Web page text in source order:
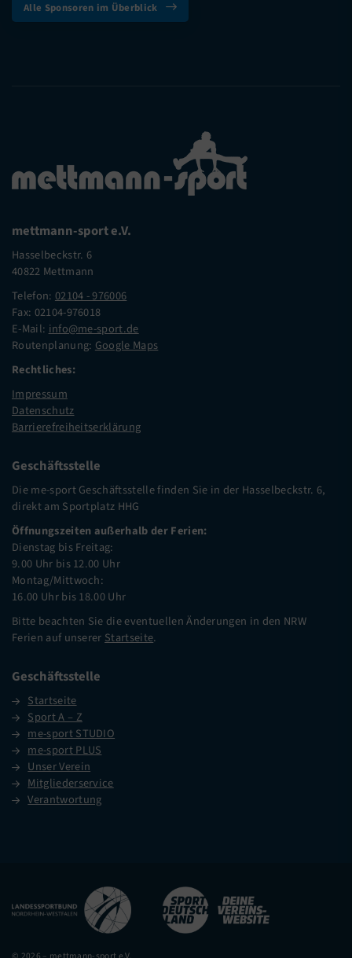
Alle Sponsoren im Überblick
mettmann-sport e.V.
Hasselbeckstr. 6
40822 Mettmann
Telefon: 02104 - 976006
Fax: 02104-976018
E-Mail: info@me-sport.de
Routenplanung: Google Maps
Rechtliches:
Impressum
Datenschutz
Barrierefreiheitserklärung
Geschäftsstelle
Die me-sport Geschäftsstelle finden Sie in der Hasselbeckstr. 6,
direkt am Sportplatz HHG
Öffnungszeiten außerhalb der Ferien:
Dienstag bis Freitag:
9.00 Uhr bis 12.00 Uhr
Montag/Mittwoch:
16.00 Uhr bis 18.00 Uhr
Bitte beachten Sie die eventuellen Änderungen in den NRW
Ferien auf unserer Startseite.
Geschäftsstelle
Startseite
Sport A – Z
me-sport STUDIO
me-sport PLUS
Unser Verein
Mitgliederservice
Verantwortung